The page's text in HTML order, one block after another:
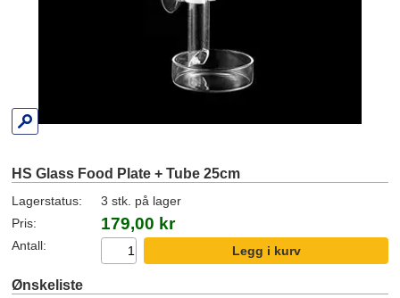
HS Glass Food Plate + Tube 25cm
Lagerstatus:
3 stk. på lager
Pris:
179,00 kr
Antall:
Ønskeliste